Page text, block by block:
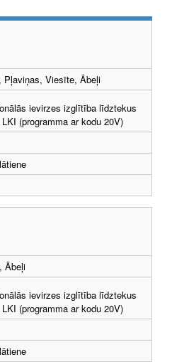
Pļaviņas, Viesīte, Ābeļi
ievirzes izglītība līdztekus
(programma ar kodu 20V)
Ābeļi
ievirzes izglītība līdztekus
(programma ar kodu 20V)